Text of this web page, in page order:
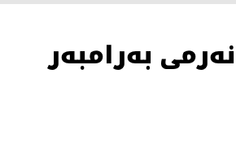
به‌رامبه‌ر